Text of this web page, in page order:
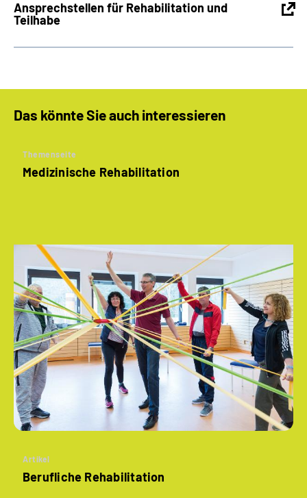
Ansprechstellen für Rehabilitation und
Teilhabe
Das könnte Sie auch interessieren
Themenseite
Medizinische Rehabilitation
Artikel
Berufliche Rehabilitation